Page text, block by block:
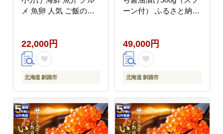
メ 魚卵 人気 ご飯のお
釧路市 _F5F-0175
22,000円
北海道 釧路市
ーン付） ふるさと納税
49,000円
北海道 釧路市